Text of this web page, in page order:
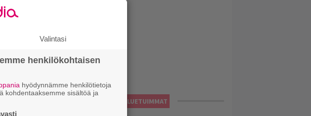
LUETUIMMAT
Valintasi
henkilökohtaisen
hyödynnämme henkilötietoja
kohdentaaksemme sisältöä ja